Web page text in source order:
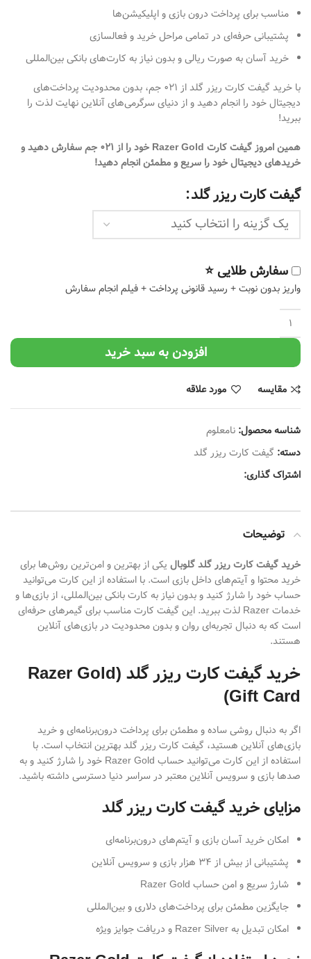
مناسب برای پرداخت درون بازی و اپلیکیشن‌ها
پشتیبانی حرفه‌ای در تمامی مراحل خرید و فعالسازی
خرید آسان به صورت ریالی و بدون نیاز به کارت‌های بانکی بین‌المللی
با خرید گیفت کارت ریزر گلد از ۰۲۱ جم، بدون محدودیت پرداخت‌های
دیجیتال خود را انجام دهید و از دنیای سرگرمی‌های آنلاین نهایت لذت را
ببرید!
همین امروز گیفت کارت Razer Gold خود را از ۰۲۱ جم سفارش دهید و
خریدهای دیجیتال خود را سریع و مطمئن انجام دهید!
گیفت کارت ریزر گلد
سفارش طلایی ⭐
واریز بدون نوبت + رسید قانونی پرداخت + فیلم انجام سفارش
افزودن به سبد خرید
مقایسه مورد علاقه
شناسه محصول: نامعلوم
دسته: گیفت کارت ریزر گلد
اشتراک گذاری:
توضیحات
خرید گیفت کارت ریزر گلد گلوبال یکی از بهترین و امن‌ترین روش‌ها برای
خرید محتوا و آیتم‌های داخل بازی است. با استفاده از این کارت می‌توانید
حساب خود را شارژ کنید و بدون نیاز به کارت بانکی بین‌المللی، از بازی‌ها و
خدمات Razer لذت ببرید. این گیفت کارت مناسب برای گیمرهای حرفه‌ای
است که به دنبال تجربه‌ای روان و بدون محدودیت در بازی‌های آنلاین
هستند.
خرید گیفت کارت ریزر گلد (Razer Gold
Gift Card)
اگر به دنبال روشی ساده و مطمئن برای پرداخت درون‌برنامه‌ای و خرید
بازی‌های آنلاین هستید، گیفت کارت ریزر گلد بهترین انتخاب است. با
استفاده از این کارت می‌توانید حساب Razer Gold خود را شارژ کنید و به
صدها بازی و سرویس آنلاین معتبر در سراسر دنیا دسترسی داشته باشید.
مزایای خرید گیفت کارت ریزر گلد
امکان خرید آسان بازی و آیتم‌های درون‌برنامه‌ای
پشتیبانی از بیش از ۳۴ هزار بازی و سرویس آنلاین
شارژ سریع و امن حساب Razer Gold
جایگزین مطمئن برای پرداخت‌های دلاری و بین‌المللی
امکان تبدیل به Razer Silver و دریافت جوایز ویژه